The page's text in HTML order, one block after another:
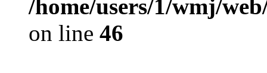
/home/users/1/wmj/
on line 46